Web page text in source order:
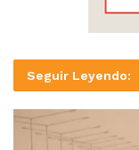
Seguir Leyendo: